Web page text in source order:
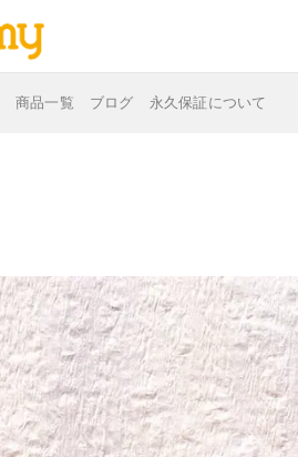
商品一覧 ブログ 永久保証について